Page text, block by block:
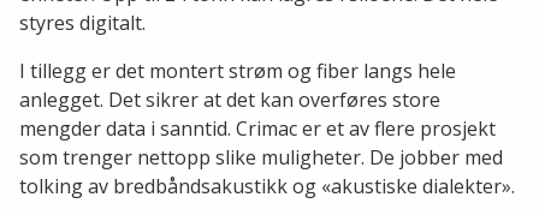
styres digitalt.
I tillegg er det montert strøm og fiber langs hele
anlegget. Det sikrer at det kan overføres store
mengder data i sanntid. Crimac er et av flere prosjekt
som trenger nettopp slike muligheter. De jobber med
tolking av bredbåndsakustikk og «akustiske dialekter».